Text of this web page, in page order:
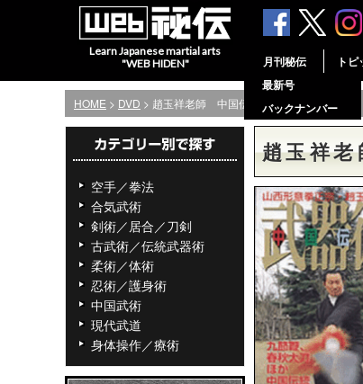
Learn Japanese martial arts
"WEB HIDEN"
月刊秘伝
最新号
バックナンバー
ト
HOME > DVD > 趙玉祥老師 中国伝統武器術
空手／拳法
合気武術
剣術／居合／刀剣
古武術／伝統武器術
柔術／体術
忍術／護身術
中国武術
現代武道
身体操作／療術
趙玉祥